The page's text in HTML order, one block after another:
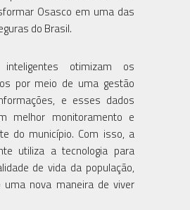
Osasco em uma das
do Brasil.
otimizam os
por meio de uma gestão
e esses dados
melhor monitoramento e
do município. Com isso, a
utiliza a tecnologia para
de vida da população,
uma nova maneira de viver